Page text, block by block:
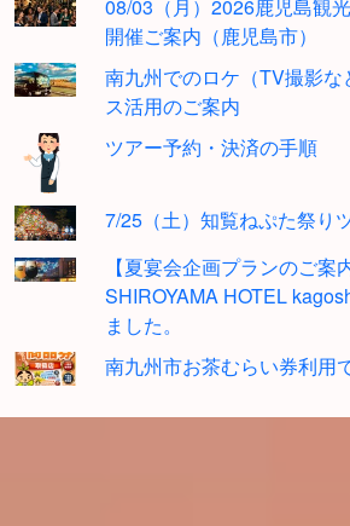
08/03（月）2026鹿児島観
開催ご案内（鹿児島市）
南九州でのロケ（TV撮影
ス活用のご案内
ツアー予約・決済の手順
7/25（土）知覧ねぷた祭り
【夏宴会企画プランのご案
SHIROYAMA HOTEL
ました。
南九州市お茶むらい券利用